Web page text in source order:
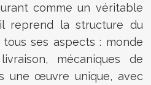
comme un véritable
reprend la structure du
ses aspects : monde
mécaniques de
une œuvre unique, avec